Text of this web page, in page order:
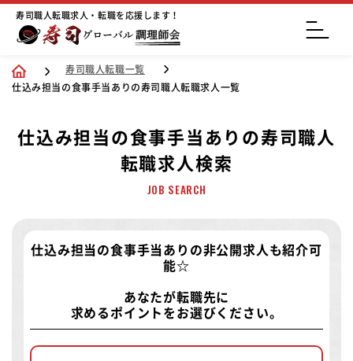
寿司職人転職求人・転職を応援します！
寿司職人転職一覧
仕込み担当の食事手当ありの寿司職人転職求人一覧
仕込み担当の食事手当ありの寿司職人
転職求人検索
JOB SEARCH
仕込み担当の食事手当ありの非公開求人 も紹介可
能☆
あなたが転職先に
求めるポイントをお選びください。